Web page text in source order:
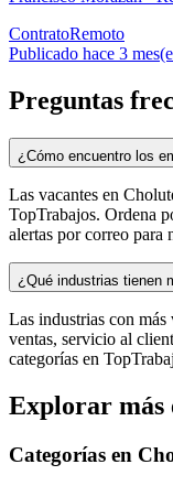
ContratoRemoto
Publicado hace 3
Preguntas
¿Cómo encuentro los
Las vacantes en
TopTrabajos. Ordena
alertas por correo para
¿Qué industrias tienen
Las industrias con
ventas, servicio al
categorías en
Explorar más
Categorías en